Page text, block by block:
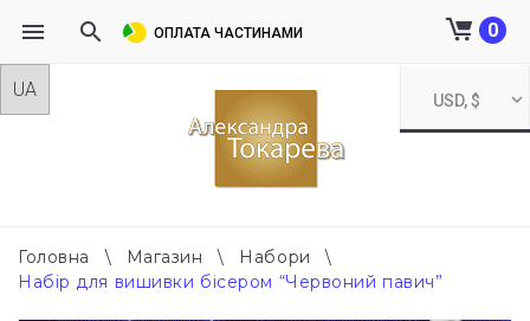
Skip
USD, $
0
ОПЛАТА ЧАСТИНАМИ
Головна \ Магазин \ Набори
\
Набір для вишивки бісером “Червоний павич”